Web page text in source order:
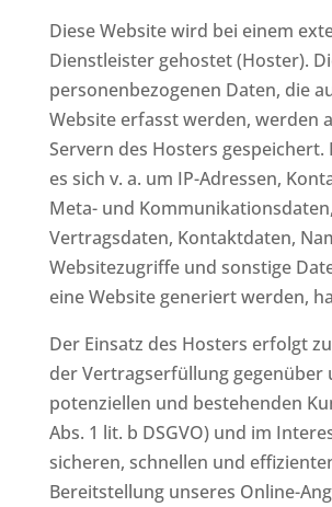
Diese Website wird bei einem
Dienstleister gehostet (Hoster).
personenbezogenen Daten, die
Website erfasst werden, werden
Servern des Hosters gespeichert.
es sich v. a. um IP-Adressen,
Meta- und Kommunikationsdaten,
Vertragsdaten, Kontaktdaten,
Websitezugriffe und sonstige
eine Website generiert werden,
Der Einsatz des Hosters erfolgt
der Vertragserfüllung gegenüber
potenziellen und bestehenden
Abs. 1 lit. b DSGVO) und im
sicheren, schnellen und
Bereitstellung unseres Online-